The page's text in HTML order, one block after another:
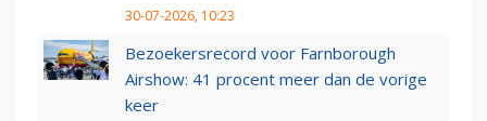
30-07-2026, 10:23
Bezoekersrecord voor Farnborough
Airshow: 41 procent meer dan de vorige
keer